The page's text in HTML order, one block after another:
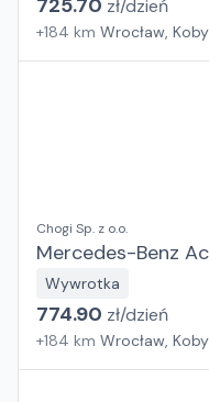
725.70 zł/dzień
+184 km Wrocław,
Chogi Sp. z o.o.
Mercedes-Benz
Wywrotka
774.90 zł/dzień
+184 km Wrocław,